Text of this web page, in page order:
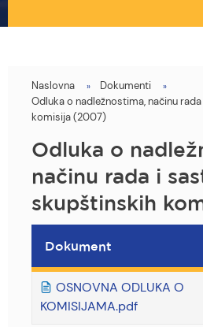
You
are
here
Naslovna
Dokumenti
Odluka o nadležnostima, načinu
komisija (2007)
Odluka o
načinu rada i
skupštinskih
Dokument
OSNOVNA ODLUKA O
KOMISIJAMA.pdf